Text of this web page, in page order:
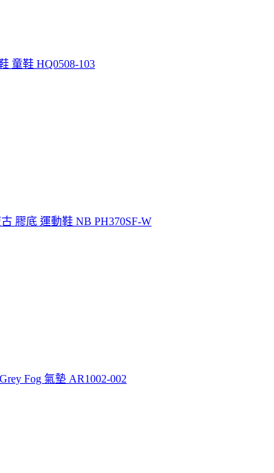
童鞋 HQ0508-103
膠底 運動鞋 NB PH370SF-W
Fog 氣墊 AR1002-002